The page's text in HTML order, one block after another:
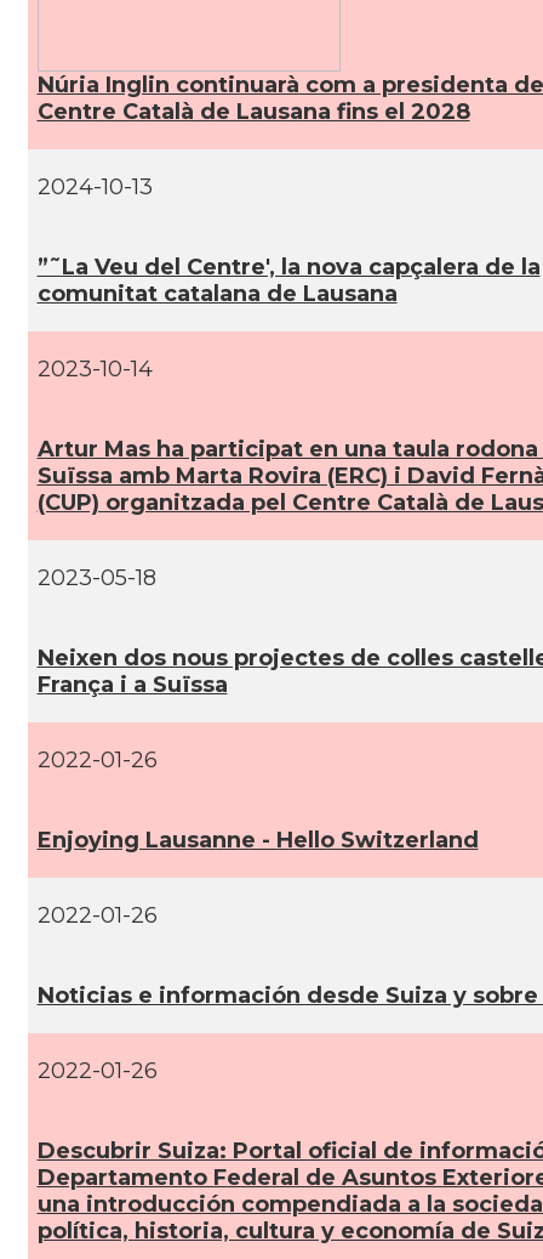
Núria Inglin continuarà com a presidenta
Centre Català de Lausana fins el 2028
2024-10-13
”˜La Veu del Centre', la nova capçalera de la
comunitat catalana de Lausana
2023-10-14
Artur Mas ha participat en una taula rodona
Suïssa amb Marta Rovira (ERC) i David
(CUP) organitzada pel Centre Català de
2023-05-18
Neixen dos nous projectes de colles
França i a Suïssa
2022-01-26
Enjoying Lausanne - Hello Switzerland
2022-01-26
Noticias e información desde Suiza y sobre
2022-01-26
Descubrir Suiza: Portal oficial de
Departamento Federal de Asuntos
una introducción compendiada a la
polí­tica, historia, cultura y economí­a de